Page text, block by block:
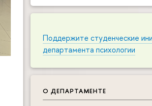
Поддержите студенческие
департамента психологии
О ДЕПАРТАМЕНТЕ